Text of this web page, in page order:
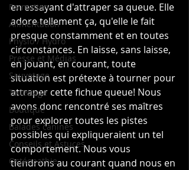
Formation
Alimentation
Physio / Hydro
Presse et Médias
Sauvetage
Toilettage
Boutique
Balades canines
Conseils et Astuces
Ostéopathie
en essayant d'attraper sa queue. Elle
adore tellement ça, qu'elle le fait
presque constamment et en toutes
circonstances. En laisse, sans laisse,
en jouant, en courant, toute
situation est prétexte à tourner pour
attraper cette fichue queue! Nous
avons donc rencontré ses maîtres
pour explorer toutes les pistes
possibles qui expliqueraient un tel
comportement. Nous vous
tiendrons au courant quand nous en